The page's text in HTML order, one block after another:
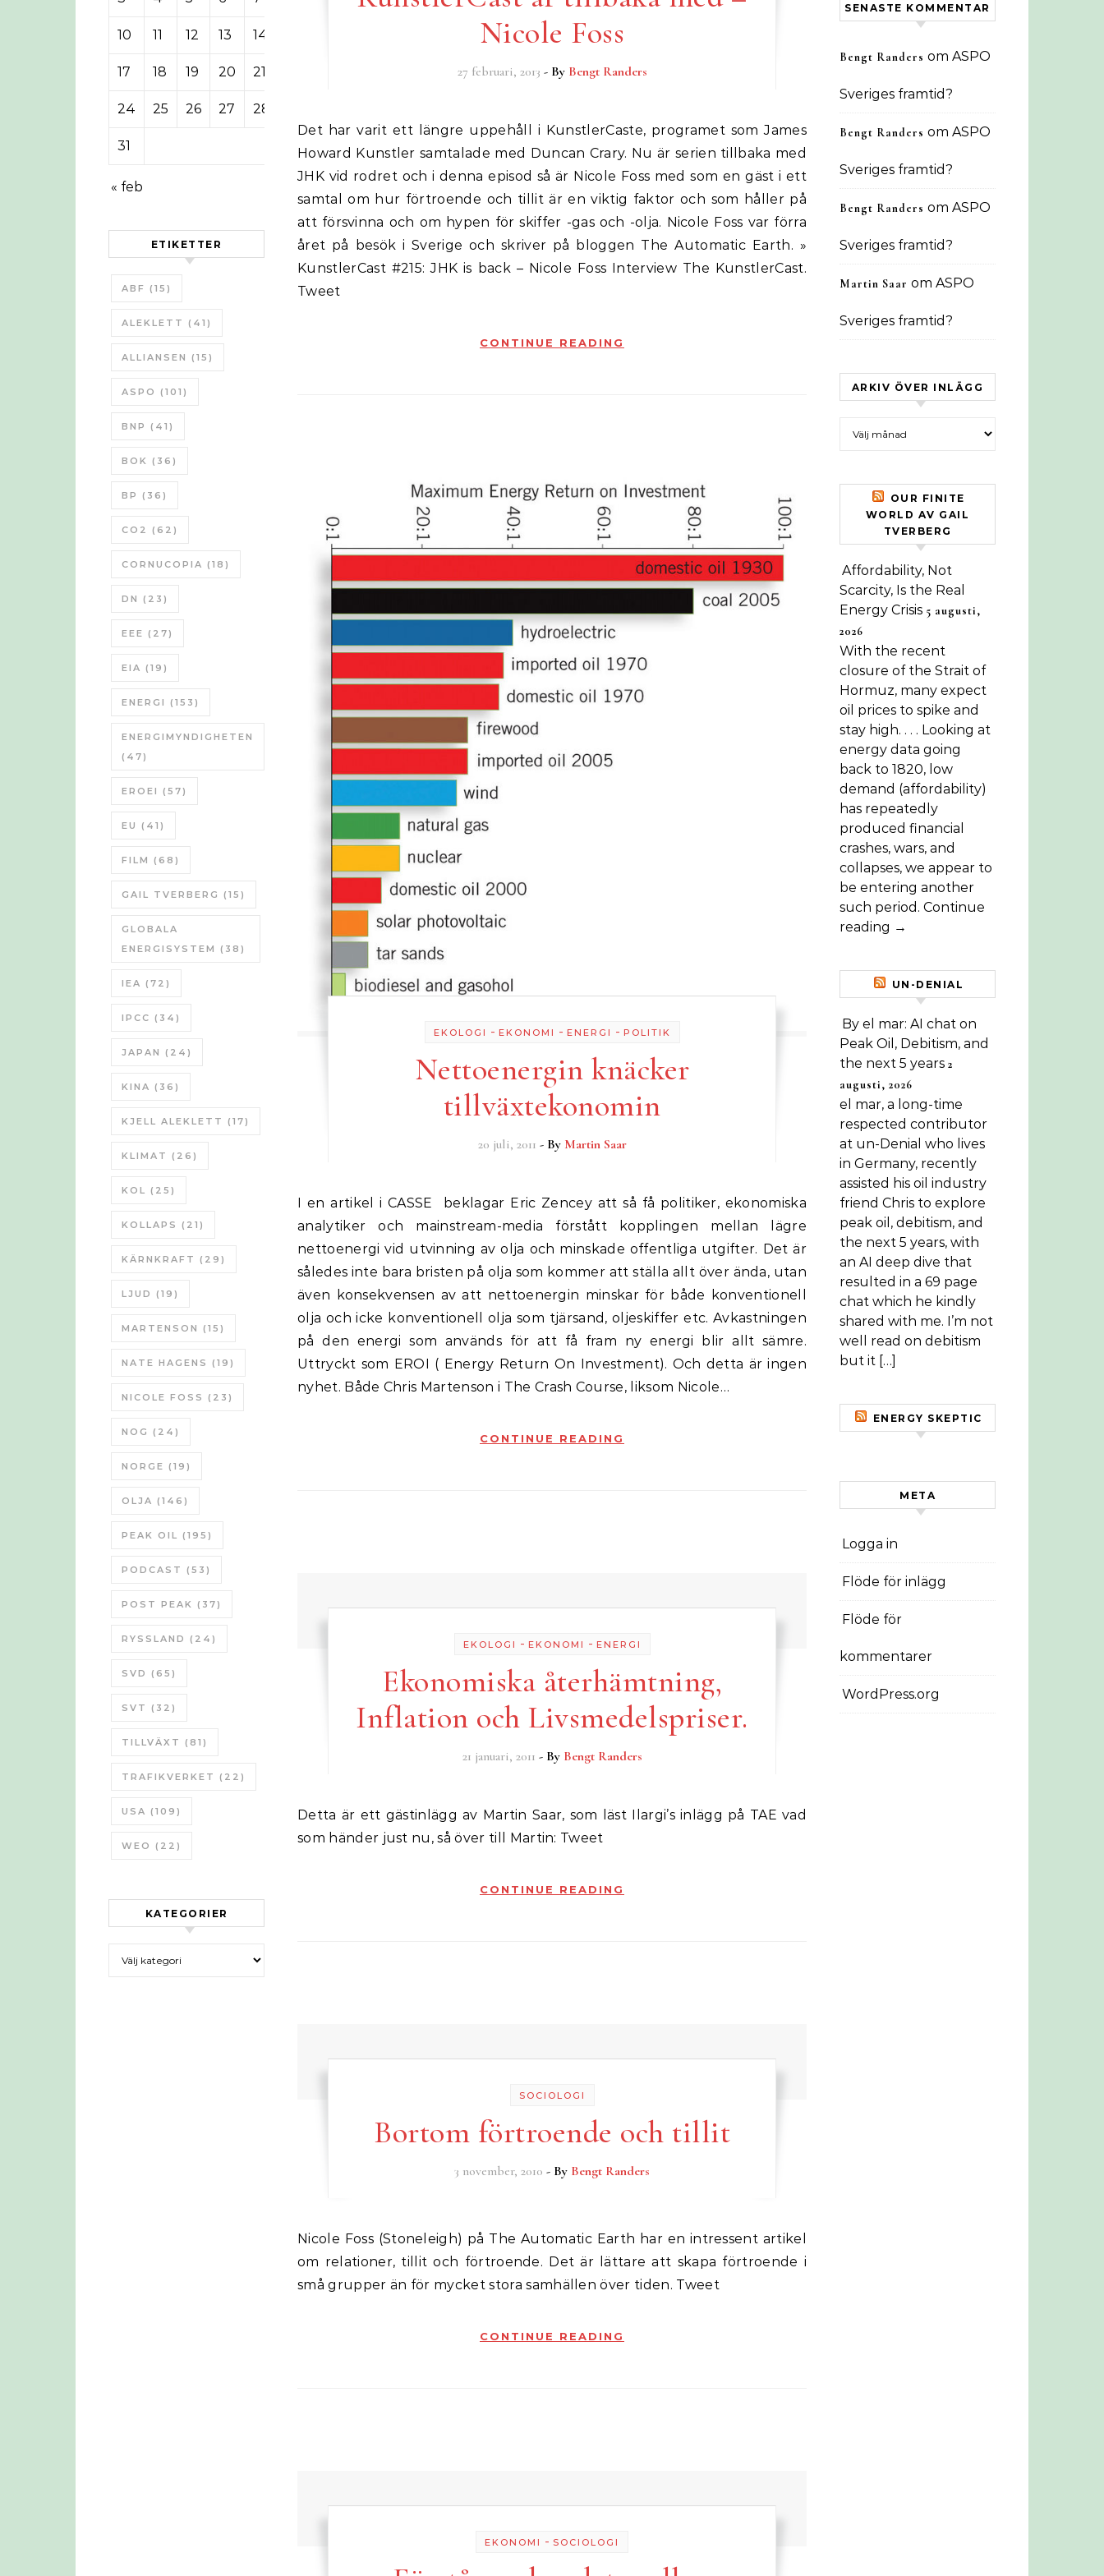
10 11 12 13 14
17 18 19 20 21
24 25 26 27 28
31
« feb
ETIKETTER
ABF (15)
ALEKLETT (41)
ALLIANSEN (15)
ASPO (101)
BNP (41)
BOK (36)
BP (36)
CO2 (62)
CORNUCOPIA (18)
DN (23)
EEE (27)
EIA (19)
ENERGI (153)
ENERGIMYNDIGHETEN
(47)
EROEI (57)
EU (41)
FILM (68)
GAIL TVERBERG (15)
GLOBALA
ENERGISYSTEM (38)
IEA (72)
IPCC (34)
JAPAN (24)
KINA (36)
KJELL ALEKLETT (17)
KLIMAT (26)
KOL (25)
KOLLAPS (21)
KÄRNKRAFT (29)
LJUD (19)
MARTENSON (15)
NATE HAGENS (19)
NICOLE FOSS (23)
NOG (24)
NORGE (19)
OLJA (146)
PEAK OIL (195)
PODCAST (53)
POST PEAK (37)
RYSSLAND (24)
SVD (65)
SVT (32)
TILLVÄXT (81)
TRAFIKVERKET (22)
USA (109)
WEO (22)
KATEGORIER
Nicole Foss
27 februari, 2013 - By Bengt Randers
Det har varit ett längre uppehåll i KunstlerCaste, programet som James
Howard Kunstler samtalade med Duncan Crary. Nu är serien tillbaka med
JHK vid rodret och i denna episod så är Nicole Foss med som en gäst i ett
samtal om hur förtroende och tillit är en viktig faktor och som håller på
att försvinna och om hypen för skiffer -gas och -olja. Nicole Foss var förra
året på besök i Sverige och skriver på bloggen The Automatic Earth. »
KunstlerCast #215: JHK is back – Nicole Foss Interview The KunstlerCast.
Tweet
CONTINUE READING
EKOLOGI - EKONOMI - ENERGI - POLITIK
Nettoenergin knäcker
tillväxtekonomin
20 juli, 2011 - By Martin Saar
I en artikel i CASSE beklagar Eric Zencey att så få politiker, ekonomiska
analytiker och mainstream-media förstått kopplingen mellan lägre
nettoenergi vid utvinning av olja och minskade offentliga utgifter. Det är
således inte bara bristen på olja som kommer att ställa allt över ända, utan
även konsekvensen av att nettoenergin minskar för både konventionell
olja och icke konventionell olja som tjärsand, oljeskiffer etc. Avkastningen
på den energi som används för att få fram ny energi blir allt sämre.
Uttryckt som EROI ( Energy Return On Investment). Och detta är ingen
nyhet. Både Chris Martenson i The Crash Course, liksom Nicole…
CONTINUE READING
EKOLOGI - EKONOMI - ENERGI
Ekonomiska återhämtning,
Inflation och Livsmedelspriser.
21 januari, 2011 - By Bengt Randers
Detta är ett gästinlägg av Martin Saar, som läst Ilargi’s inlägg på TAE vad
som händer just nu, så över till Martin: Tweet
CONTINUE READING
SOCIOLOGI
Bortom förtroende och tillit
3 november, 2010 - By Bengt Randers
Nicole Foss (Stoneleigh) på The Automatic Earth har en intressent artikel
om relationer, tillit och förtroende. Det är lättare att skapa förtroende i
små grupper än för mycket stora samhällen över tiden. Tweet
CONTINUE READING
EKONOMI - SOCIOLOGI
SENASTE KOMMENTAR
Bengt Randers om ASPO
Sveriges framtid?
Bengt Randers om ASPO
Sveriges framtid?
Bengt Randers om ASPO
Sveriges framtid?
Martin Saar om ASPO
Sveriges framtid?
ARKIV ÖVER INLÄGG
OUR FINITE
WORLD AV GAIL
TVERBERG
Affordability, Not
Scarcity, Is the Real
Energy Crisis 5 augusti,
2026
With the recent
closure of the Strait of
Hormuz, many expect
oil prices to spike and
stay high. . . . Looking at
energy data going
back to 1820, low
demand (affordability)
has repeatedly
produced financial
crashes, wars, and
collapses, we appear to
be entering another
such period. Continue
reading →
UN-DENIAL
By el mar: AI chat on
Peak Oil, Debitism, and
the next 5 years 2
augusti, 2026
el mar, a long-time
respected contributor
at un-Denial who lives
in Germany, recently
assisted his oil industry
friend Chris to explore
peak oil, debitism, and
the next 5 years, with
an AI deep dive that
resulted in a 69 page
chat which he kindly
shared with me. I’m not
well read on debitism
but it […]
ENERGY SKEPTIC
META
Logga in
Flöde för inlägg
Flöde för
kommentarer
WordPress.org